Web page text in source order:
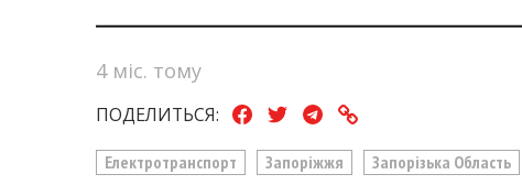
4 міс. тому
ПОДЕЛИТЬСЯ:
Електротранспорт Запоріжжя Запорізька Область